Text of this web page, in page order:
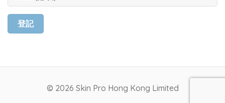
© 2026 Skin Pro Hong Kong Limited